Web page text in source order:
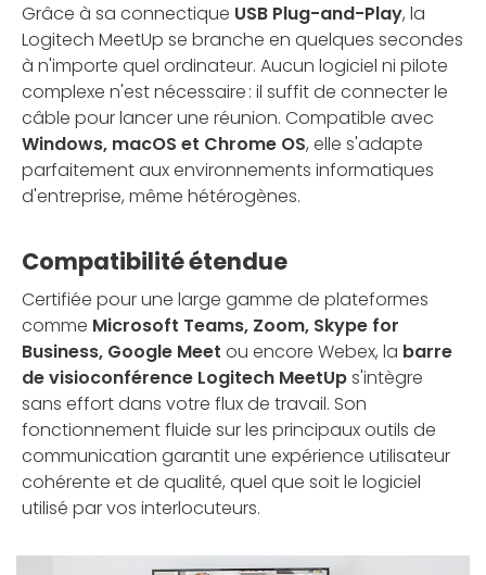
Grâce à sa connectique USB Plug-and-Play, la
Logitech MeetUp se branche en quelques secondes
à n'importe quel ordinateur. Aucun logiciel ni pilote
complexe n'est nécessaire : il suffit de connecter le
câble pour lancer une réunion. Compatible avec
Windows, macOS et Chrome OS, elle s'adapte
parfaitement aux environnements informatiques
d'entreprise, même hétérogènes.
Compatibilité étendue
Certifiée pour une large gamme de plateformes
comme Microsoft Teams, Zoom, Skype for
Business, Google Meet ou encore Webex, la barre
de visioconférence Logitech MeetUps'intègre
sans effort dans votre flux de travail. Son
fonctionnement fluide sur les principaux outils de
communication garantit une expérience utilisateur
cohérente et de qualité, quel que soit le logiciel
utilisé par vos interlocuteurs.